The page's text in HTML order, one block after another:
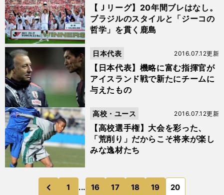
【Ｊリーグ】20年間ブレはなし。
ブラジルのスタイルと「ジーコの
哲学」を貫く鹿島
【日本代表】機略に富む指揮官が
アイスランド戦で新たにチームに
与えたもの
2016.07.12更新
日本代表
【高校選手権】大会を彩った、
「荒削り」だからこそ将来が楽し
みな逸材たち
2016.07.12更新
高校・ユース
前
1 ... 16 17 18 19 20